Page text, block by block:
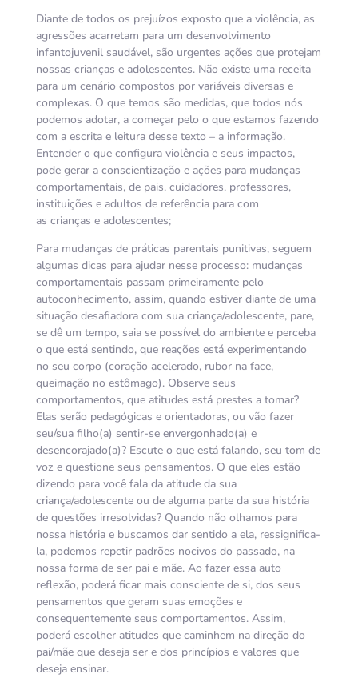
Diante de todos os prejuízos exposto que a violência, as
agressões acarretam para um desenvolvimento
infantojuvenil saudável, são urgentes ações que protejam
nossas crianças e adolescentes. Não existe uma receita
para um cenário compostos por variáveis diversas e
complexas. O que temos são medidas, que todos nós
podemos adotar, a começar pelo o que estamos fazendo
com a escrita e leitura desse texto – a informação.
Entender o que configura violência e seus impactos,
pode gerar a conscientização e ações para mudanças
comportamentais, de pais, cuidadores, professores,
instituições e adultos de referência para com
as crianças e adolescentes;
Para mudanças de práticas parentais punitivas, seguem
algumas dicas para ajudar nesse processo: mudanças
comportamentais passam primeiramente pelo
autoconhecimento, assim, quando estiver diante de uma
situação desafiadora com sua criança/adolescente, pare,
se dê um tempo, saia se possível do ambiente e perceba
o que está sentindo, que reações está experimentando
no seu corpo (coração acelerado, rubor na face,
queimação no estômago). Observe seus
comportamentos, que atitudes está prestes a tomar?
Elas serão pedagógicas e orientadoras, ou vão fazer
seu/sua filho(a) sentir-se envergonhado(a) e
desencorajado(a)? Escute o que está falando, seu tom de
voz e questione seus pensamentos. O que eles estão
dizendo para você fala da atitude da sua
criança/adolescente ou de alguma parte da sua história
de questões irresolvidas? Quando não olhamos para
nossa história e buscamos dar sentido a ela, ressignifica-
la, podemos repetir padrões nocivos do passado, na
nossa forma de ser pai e mãe. Ao fazer essa auto
reflexão, poderá ficar mais consciente de si, dos seus
pensamentos que geram suas emoções e
consequentemente seus comportamentos. Assim,
poderá escolher atitudes que caminhem na direção do
pai/mãe que deseja ser e dos princípios e valores que
deseja ensinar.